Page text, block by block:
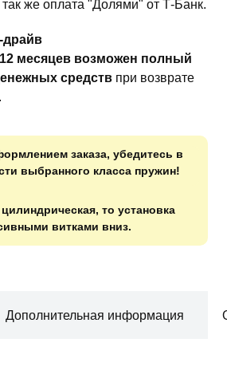
так же оплата "Долями" от Т-Банк.
драйв
12 месяцев возможен полный
средств при возврате
заказа, убедитесь в
выбранного класса пружин!
то установка
витками вниз.
Дополнительная информация